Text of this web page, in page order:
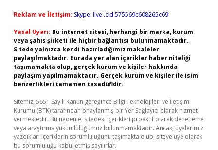
Reklam ve İletişim: Skype: live:.cid.575569c608265c69
Yasal Uyarı: Bu internet sitesi, herhangi bir marka, kurum
veya şahıs şirketi ile hiçbir bağlantısı bulunmamaktadır.
Sitede yalnızca kendi hazırladığımız makaleler
paylaşılmaktadır. Burada yer alan içerikler haber niteliği
taşımamakta olup, gerçek kurum ve kişiler hakkında
paylaşım yapılmamaktadır. Gerçek kurum ve kişiler ile isim
benzerlikleri tamamen tesadüfidir.
Sitemiz, 5651 Sayılı Kanun gereğince Bilgi Teknolojileri ve İletişim
Kurumu (BTK) tarafından onaylanmış bir Yer Sağlayıcı olarak hizmet
vermektedir. Bu nedenle, sitedeki içerikleri proaktif olarak denetleme
veya araştırma yükümlülüğümüz bulunmamaktadır. Ancak, üyelerimiz
yazdıkları içeriklerin sorumluluğunu taşımakta olup, siteye üye olarak
bu sorumluluğu kabul etmiş sayılırlar.